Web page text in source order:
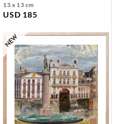
13 x 13 cm
USD 185